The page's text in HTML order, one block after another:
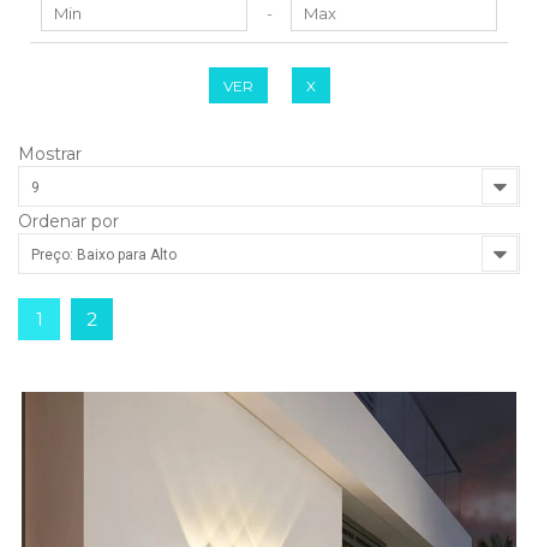
-
VER X
Mostrar
9
Ordenar por
Preço: Baixo para Alto
1 2